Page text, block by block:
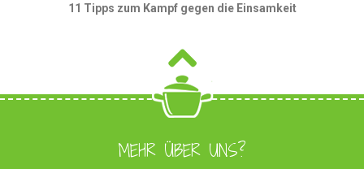
11 Tipps zum Kampf gegen die Einsamkeit
MEHR ÜBER UNS?